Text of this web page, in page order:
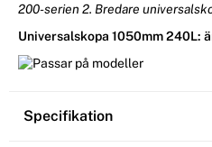
200-serien 2. Bredare
Universalskopa 1050mm 240L:
Specifikation